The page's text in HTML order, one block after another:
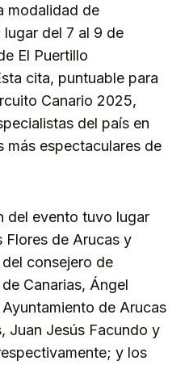
modalidad de
del 7 al 9 de
El Puertillo
cita, puntuable para
Canario 2025,
del país en
más espectaculares de
del evento tuvo lugar
Flores de Arucas y
consejero de
Canarias, Ángel
de Arucas
Juan Jesús Facundo y
y los